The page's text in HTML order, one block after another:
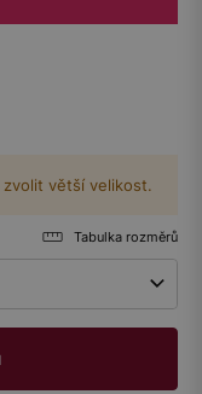
větší velikost.
Tabulka rozměrů